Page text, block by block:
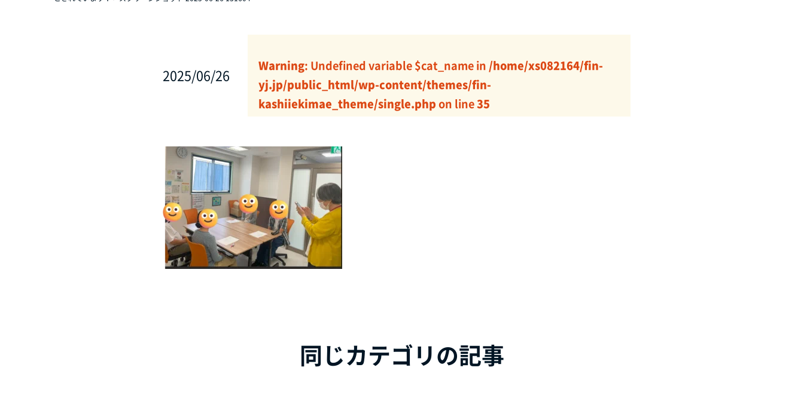
2025/06/26
Warning: Undefined variable $cat_name in /home/xs082164/fin-
yj.jp/public_html/wp-content/themes/fin-
kashiiekimae_theme/single.phpon line35
同じカテゴリの記事